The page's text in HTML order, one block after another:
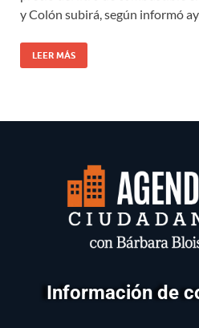
y Colón subirá, según informó
LEER MÁS
Información de